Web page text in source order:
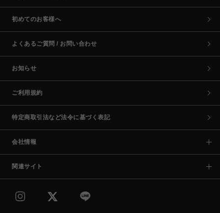
初めてのお客様へ
よくあるご質問 / お問い合わせ
お知らせ
ご利用規約
特定商取引法など法令に基づく表記
会社情報
関連サイト